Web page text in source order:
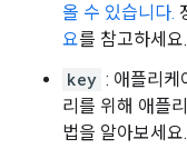
올 수 있습니다.
요를 참고하세요.
key : 애플리케
리를 위해 애플
법을 알아보세요.